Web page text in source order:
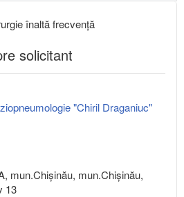
înaltă frecvență
solicitant
"Chiril Draganiuc"
mun.Chişinău, mun.Chişinău,
13